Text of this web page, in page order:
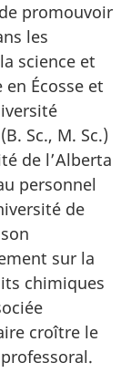
promouvoir
les
science et
Écosse et
Sc., M. Sc.)
de l’Alberta
personnel
de
sur la
chimiques
croître le